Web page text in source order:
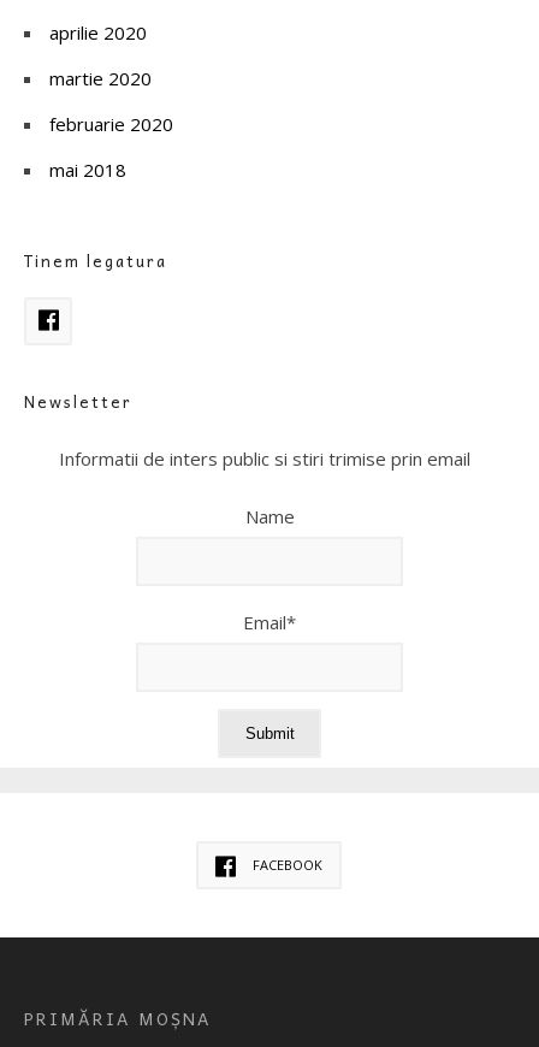
aprilie 2020
martie 2020
februarie 2020
mai 2018
Tinem legatura
Newsletter
Informatii de inters public si stiri trimise prin email
Name
Email*
FACEBOOK
PRIMĂRIA MOȘNA